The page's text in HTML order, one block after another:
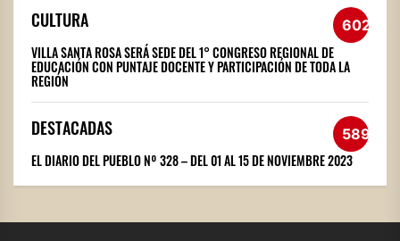
CULTURA 602
VILLA SANTA ROSA SERÁ SEDE DEL 1° CONGRESO REGIONAL DE
EDUCACIÓN CON PUNTAJE DOCENTE Y PARTICIPACIÓN DE TODA LA
REGIÓN
DESTACADAS 589
EL DIARIO DEL PUEBLO Nº 328 – DEL 01 AL 15 DE NOVIEMBRE 2023